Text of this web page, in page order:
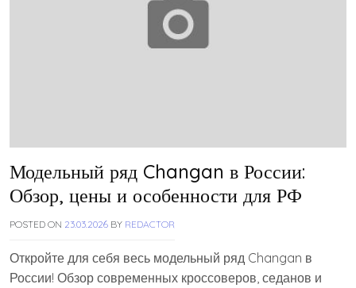
Модельный ряд Changan в России:
Обзор, цены и особенности для РФ
POSTED ON 23.03.2026 BY REDACTOR
Откройте для себя весь модельный ряд Changan в
России! Обзор современных кроссоверов, седанов и